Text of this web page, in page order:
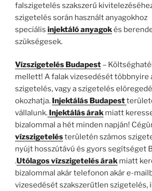
falszigetelés szakszerű
szigetelés során használt anyagokhoz
speciális injektálóanyagokés
szükségesek.
Vízszigetelés Budapest –
mellett! A falak vizesedését többnyire
szigetelés, vagy a szigetelés
okozhatja. Injektálás Budapest
vállalunk. Injektálás árak miatt
bizalommal a hét minden napján!
vízszigetelésterületén számos
nyújt hosszútávú és gyors segítséget
.Utólagos vízszigetelés árak miatt
bizalommal akár telefonon akár e-
vizesedését szakszerűtlen szigetelés,